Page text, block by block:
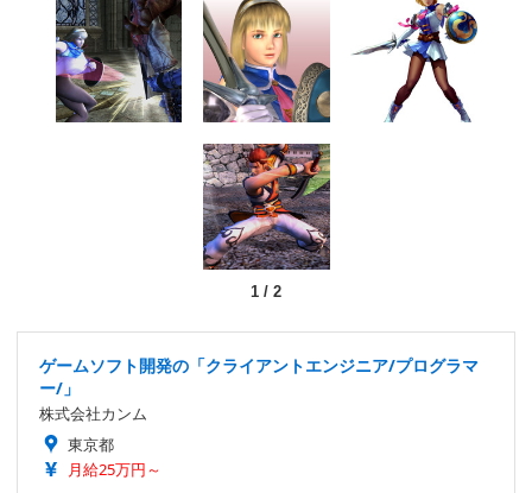
1/ 2
ゲームソフト開発の「クライアントエンジニア/プログラマ
ー/」
株式会社カンム
東京都
月給25万円～